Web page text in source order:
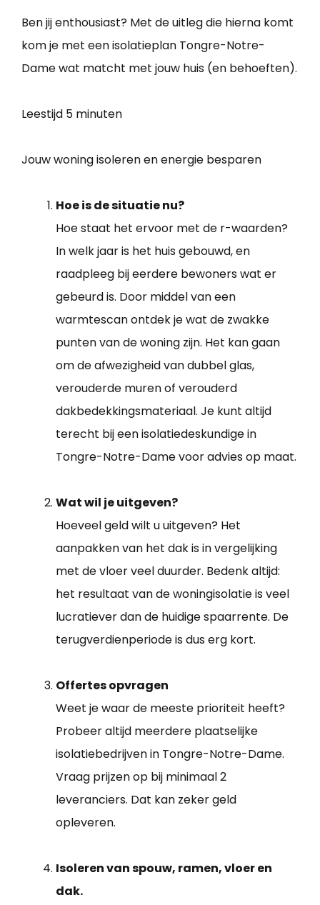
Ben jij enthousiast? Met de uitleg die hierna komt
kom je met een isolatieplan Tongre-Notre-
Dame wat matcht met jouw huis (en behoeften).
Leestijd 5 minuten
Jouw woning isoleren en energie besparen
Hoe is de situatie nu?
Hoe staat het ervoor met de r-waarden?
In welk jaar is het huis gebouwd, en
raadpleeg bij eerdere bewoners wat er
gebeurd is. Door middel van een
warmtescan ontdek je wat de zwakke
punten van de woning zijn. Het kan gaan
om de afwezigheid van dubbel glas,
verouderde muren of verouderd
dakbedekkingsmateriaal. Je kunt altijd
terecht bij een isolatiedeskundige in
Tongre-Notre-Dame voor advies op maat.
Wat wil je uitgeven?
Hoeveel geld wilt u uitgeven? Het
aanpakken van het dak is in vergelijking
met de vloer veel duurder. Bedenk altijd:
het resultaat van de woningisolatie is veel
lucratiever dan de huidige spaarrente. De
terugverdienperiode is dus erg kort.
Offertes opvragen
Weet je waar de meeste prioriteit heeft?
Probeer altijd meerdere plaatselijke
isolatiebedrijven in Tongre-Notre-Dame.
Vraag prijzen op bij minimaal 2
leveranciers. Dat kan zeker geld
opleveren.
Isoleren van spouw, ramen, vloer en
dak.